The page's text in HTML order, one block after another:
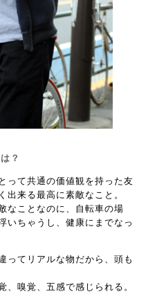
？
って共通の価値観を持った友
出来る最高に素敵なこと。
なことなのに、自転車の場
いちゃうし、健康にまでなっ
ってリアルな物だから、頭も
、嗅覚、五感で感じられる。